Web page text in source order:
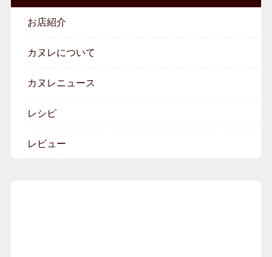
お店紹介
カヌレについて
カヌレニュース
レシピ
レビュー